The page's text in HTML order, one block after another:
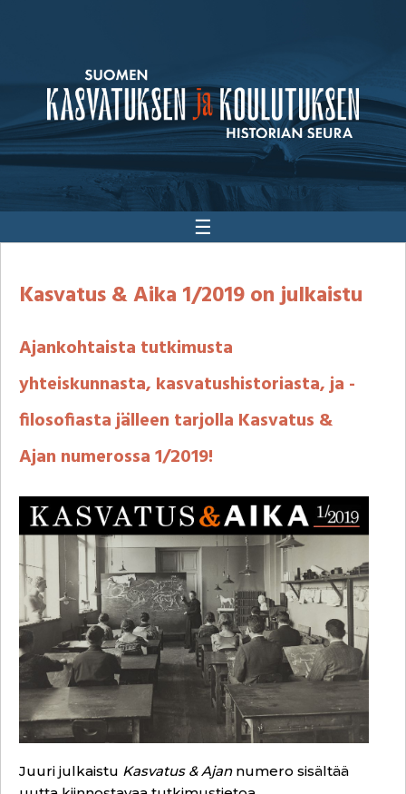
☰
Kasvatus & Aika 1/2019 on julkaistu
Ajankohtaista tutkimusta
yhteiskunnasta, kasvatushistoriasta, ja -
filosofiasta jälleen tarjolla Kasvatus &
Ajan numerossa 1/2019!
Juuri julkaistu Kasvatus & Ajan numero sisältää